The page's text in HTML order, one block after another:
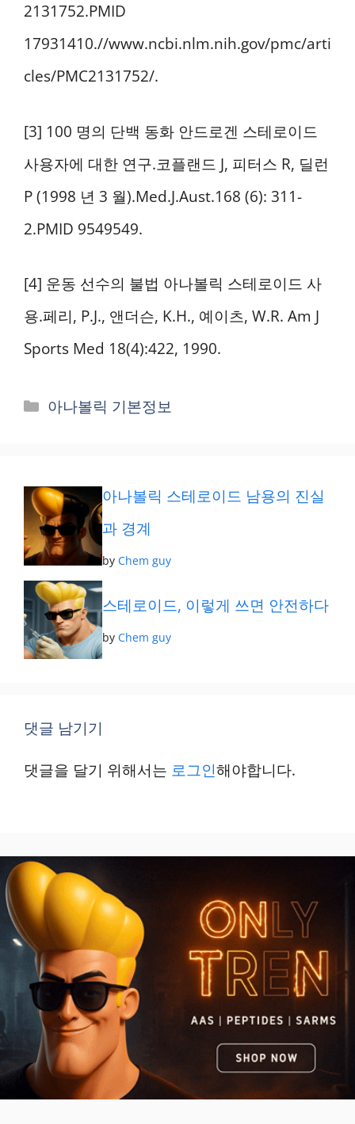
2131752.PMID
17931410.//www.ncbi.nlm.nih.gov/pmc/arti
cles/PMC2131752/.
[3] 100 명의 단백 동화 안드로겐 스테로이드
사용자에 대한 연구.코플랜드 J, 피터스 R, 딜런
P (1998 년 3 월).Med.J.Aust.168 (6): 311-
2.PMID 9549549.
[4] 운동 선수의 불법 아나볼릭 스테로이드 사
용.페리, P.J., 앤더슨, K.H., 예이츠, W.R. Am J
Sports Med 18(4):422, 1990.
카
아나볼릭 기본정보
아나볼릭 스테로이드 남용의 진실
과 경계
byChem guy
스테로이드, 이렇게 쓰면 안전하다
byChem guy
댓글 남기기
댓글을 달기 위해서는 로그인해야합니다.